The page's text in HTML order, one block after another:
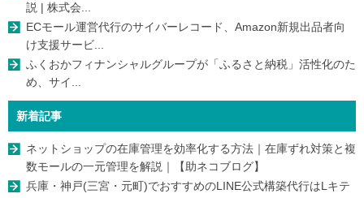
説 | 株式会...
ECモール運営代行のサイバーレコード、Amazon新規出品者向
け支援サービ...
ふくおかフィナンシャルグループが「ふるさと納税」活性化のた
め、サイ...
新着記事
ネットショップの在庫管理を効率化する方法｜在庫ずれ対策と複
数モールの一元管理を解説｜【助ネコブログ】
兵庫・神戸(三宮・元町)でおすすめのLINE公式構築代行はLキテ